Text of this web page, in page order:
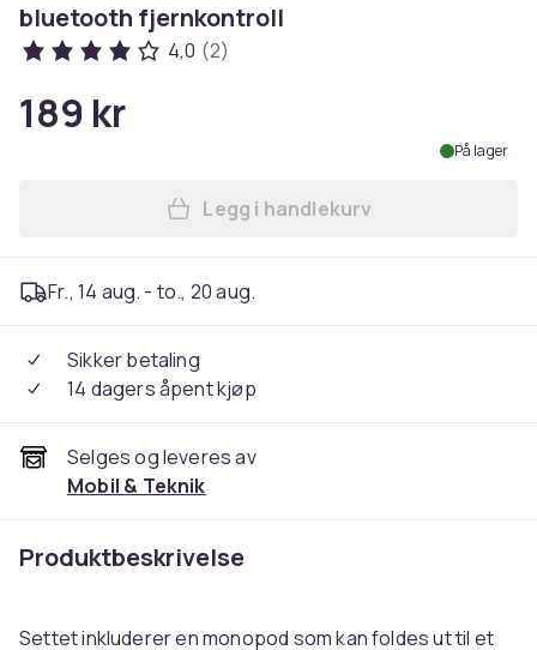
bluetooth fjernkontroll
4,0 (2)
189 kr
På lager
Legg Selfie stick / stativ
Legg i handlekurv
Fr., 14 aug. - to., 20 aug.
Sikker betaling
14 dagers åpent kjøp
Selges og leveres av
Mobil & Teknik
Produktbeskrivelse
Settet inkluderer en monopod som kan foldes ut til et